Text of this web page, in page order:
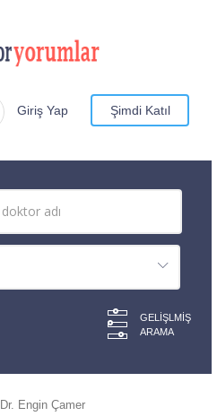
Giriş Yap Şimdi Katıl
GELIŞLMIŞ
ARAMA
Dr. Engin Çamer